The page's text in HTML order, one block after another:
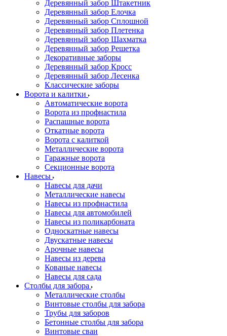
Деревянный забор Штакетник
Деревянный забор Елочка
Деревянный забор Сплошной
Деревянный забор Плетенка
Деревянный забор Шахматка
Деревянный забор Решетка
Декоративные заборы
Деревянный забор Кросс
Деревянный забор Лесенка
Классические заборы
Ворота и калитки
Автоматические ворота
Ворота из профнастила
Распашные ворота
Откатные ворота
Ворота с калиткой
Металлические ворота
Гаражные ворота
Секционные ворота
Навесы
Навесы для дачи
Металлические навесы
Навесы из профнастила
Навесы для автомобилей
Навесы из поликарбоната
Односкатные навесы
Двускатные навесы
Арочные навесы
Навесы из дерева
Кованые навесы
Навесы для сада
Столбы для забора
Металлические столбы
Винтовые столбы для забора
Трубы для заборов
Бетонные столбы для забора
Винтовые сваи